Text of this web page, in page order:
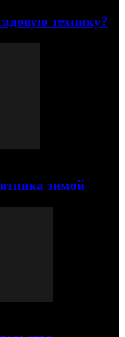
технику?
зимой